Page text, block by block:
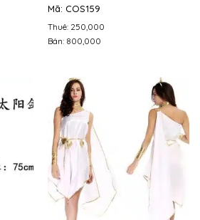
Mã: COS159
Thuê: 250,000
Bán: 800,000